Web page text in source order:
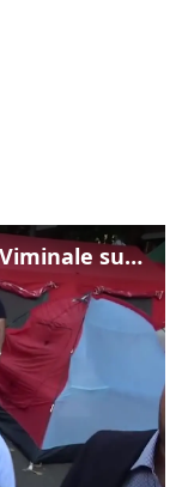
Gualtieri: "Responsabilità del Viminale su Spin Time? La posizione dei partiti è nota"